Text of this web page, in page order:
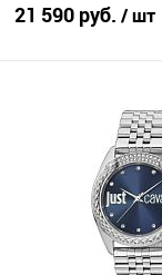
21 590 руб. / шт
В
Купить в 1 клик
В избранное